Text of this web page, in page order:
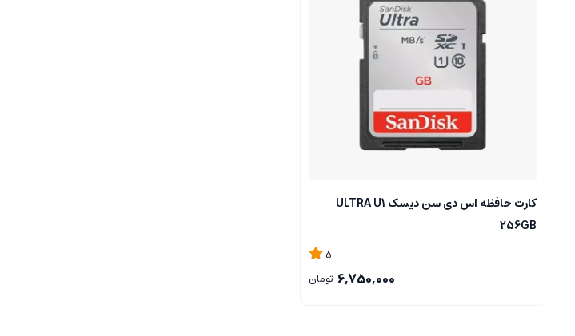
کارت حافظه اس دی سن دیسک ULTRA U1
256GB
5
6,750,000 تومان